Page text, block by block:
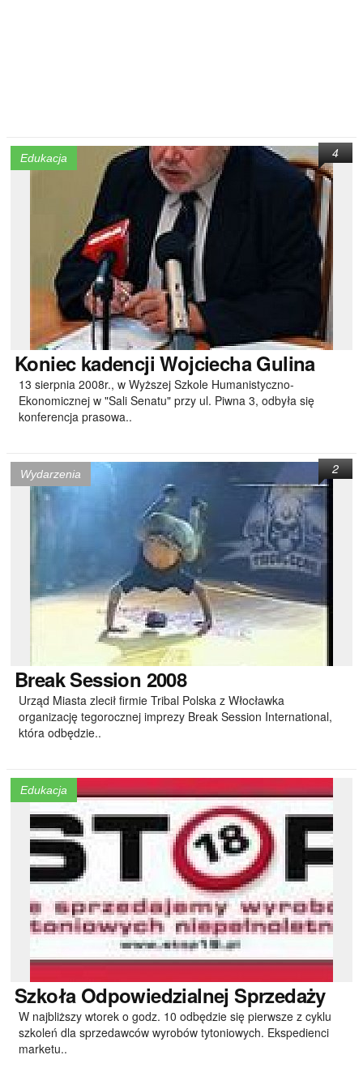
Edukacja
Konieckadencji Wojciecha Gulina
13 sierpnia 2008r., w Wyższej Szkole Humanistyczno-
Ekonomicznej w "Sali Senatu" przy ul. Piwna 3, odbyła się
konferencja prasowa..
4
Wydarzenia
BreakSession 2008
Urząd Miasta zlecił firmie Tribal Polska z Włocławka
organizację tegorocznej imprezy Break Session International,
która odbędzie..
2
Edukacja
SzkołaOdpowiedzialnej Sprzedaży
W najbliższy wtorek o godz. 10 odbędzie się pierwsze z cyklu
szkoleń dla sprzedawców wyrobów tytoniowych. Ekspedienci
marketu..